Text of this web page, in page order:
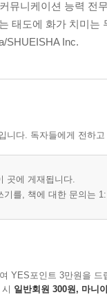
뮤니케이션 능력 전
태도에 화가 치미
SHUEISHA Inc.
니다. 독자들에게 전하
곳에 게재됩니다.
기를, 책에 대한 문의는
YES포인트 3만원을 드
일반회원 300원, 마니